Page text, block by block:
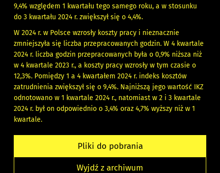
9,4% względem 1 kwartału tego samego roku, a w stosunku
do 3 kwartału 2024 r. zwiększył się o 4,4%.
W 2024 r. w Polsce wzrosły koszty pracy i nieznacznie
zmniejszyła się liczba przepracowanych godzin. W 4 kwartale
2024 r. liczba godzin przepracowanych była o 0,9% niższa niż
w 4 kwartale 2023 r., a koszty pracy wzrosły w tym czasie o
12,3%. Pomiędzy 1 a 4 kwartałem 2024 r. indeks kosztów
zatrudnienia zwiększył się o 9,4%. Najniższą jego wartość IKZ
odnotowano w 1 kwartale 2024 r., natomiast w 2 i 3 kwartale
2024 r. był on odpowiednio o 3,4% oraz 4,7% wyższy niż w 1
kwartale.
Pliki do pobrania
Wyjdź z archiwum